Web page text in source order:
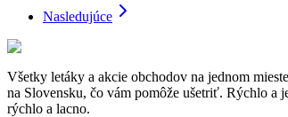
Nasledujúce
Všetky letáky a akcie obchodov na jednom
na Slovensku, čo vám pomôže ušetriť. Rýchlo a
rýchlo a lacno.